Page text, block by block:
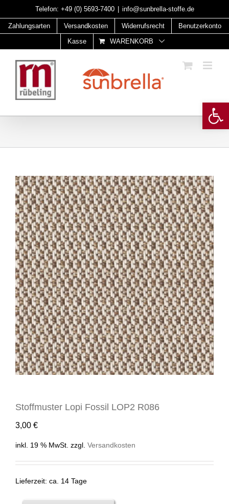
to
content
Telefon: +49 (0) 5693-7400 info@sunbrella-stoffe.de
Zahlungsarten Versandkosten Widerrufsrecht
Benutzerkonto
Kasse
WARENKORB
Stoffmuster Lopi Fossil LOP2 R086
3,00 €
inkl. 19 % MwSt. zzgl. Versandkosten
Lieferzeit: ca. 14 Tage